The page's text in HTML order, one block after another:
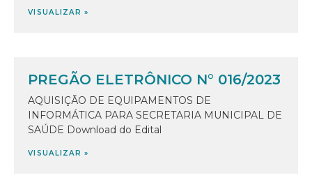
VISUALIZAR »
PREGÃO ELETRÔNICO N° 016/2023
AQUISIÇÃO DE EQUIPAMENTOS DE
INFORMÁTICA PARA SECRETARIA MUNICIPAL DE
SAÚDE Download do Edital
VISUALIZAR »